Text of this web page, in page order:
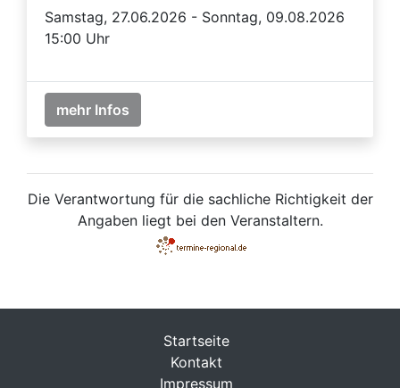
Samstag, 27.06.2026 - Sonntag, 09.08.2026
15:00 Uhr
mehr Infos
Die Verantwortung für die sachliche Richtigkeit der
Angaben liegt bei den Veranstaltern.
Startseite
Kontakt
Impressum